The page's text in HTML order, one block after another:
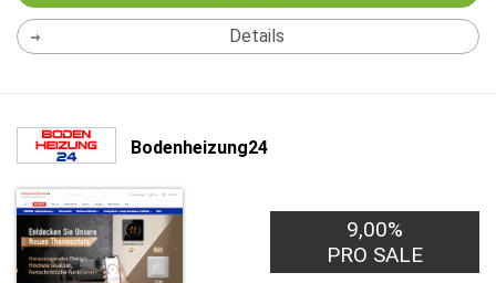
Details
Bodenheizung24
9,00%
PRO SALE